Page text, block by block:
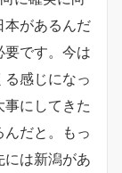
本があるんだ
要です。今は
感じになっ
にしてきた
だと。もっ
には新潟があ